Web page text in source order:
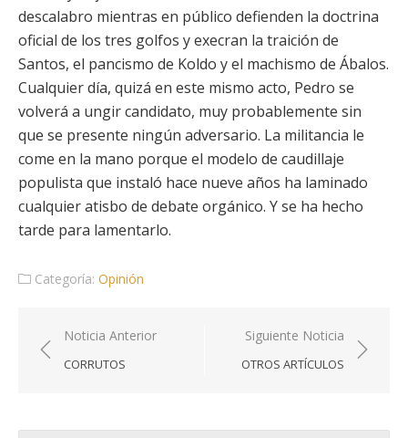
descalabro mientras en público defienden la doctrina
oficial de los tres golfos y execran la traición de
Santos, el pancismo de Koldo y el machismo de Ábalos.
Cualquier día, quizá en este mismo acto, Pedro se
volverá a ungir candidato, muy probablemente sin
que se presente ningún adversario. La militancia le
come en la mano porque el modelo de caudillaje
populista que instaló hace nueve años ha laminado
cualquier atisbo de debate orgánico. Y se ha hecho
tarde para lamentarlo.
Categoría: Opinión
Navegación
de
Noticia Anterior
CORRUTOS
Siguiente Noticia
OTROS ARTÍCULOS